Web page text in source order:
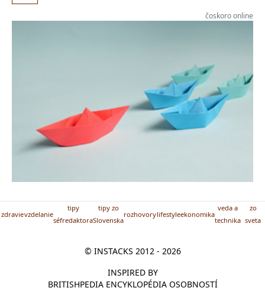
čoskoro online
zdravievzdelanie
tipy
séfredaktora
tipy zo
Slovenska
rozhovorylifestyleekonomika
veda a
technika
zo
sveta
© INSTACKS 2012 - 2026
INSPIRED BY
BRITISHPEDIA ENCYKLOPÉDIA OSOBNOSTÍ